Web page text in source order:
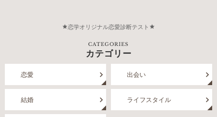
恋学オリジナル恋愛診断テスト
CATEGORIES
カテゴリー
恋愛 出会い
結婚 ライフスタイル